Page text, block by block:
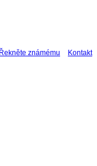
Řekněte známému Kontakt